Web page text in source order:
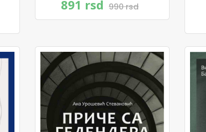
891 rsd 990 rsd